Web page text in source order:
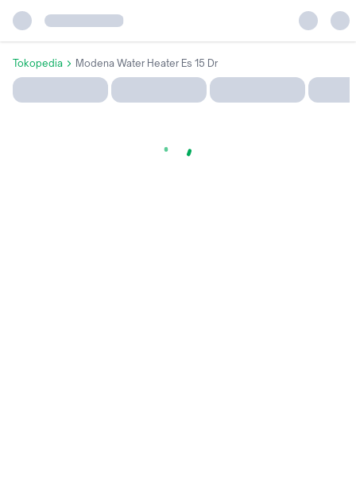
Tokopedia Modena Water Heater Es 15 Dr